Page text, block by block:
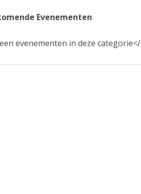
Evenementen
evenementen in deze